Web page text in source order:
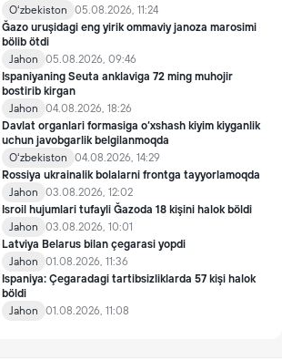
Oʻzbekiston
05.08.2026, 11:24
Ğazo uruşidagi eng yirik ommaviy janoza marosimi
bölib ötdi
Jahon
05.08.2026, 09:46
Ispaniyaning Seuta anklaviga 72 ming muhojir
bostirib kirgan
Jahon
04.08.2026, 18:26
Davlat organlari formasiga o‘xshash kiyim kiyganlik
uchun javobgarlik belgilanmoqda
Oʻzbekiston
04.08.2026, 14:29
Rossiya ukrainalik bolalarni frontga tayyorlamoqda
Jahon
03.08.2026, 12:02
Isroil hujumlari tufayli Ğazoda 18 kişini halok böldi
Jahon
03.08.2026, 10:01
Latviya Belarus bilan çegarasi yopdi
Jahon
01.08.2026, 11:36
Ispaniya: Çegaradagi tartibsizliklarda 57 kişi halok
böldi
Jahon
01.08.2026, 11:08